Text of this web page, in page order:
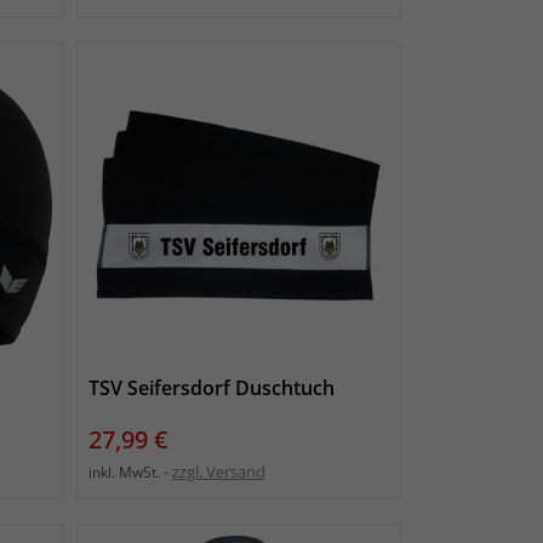
TSV Seifersdorf Duschtuch
Preis
27,99 €
inkl. MwSt. zzgl. Versand